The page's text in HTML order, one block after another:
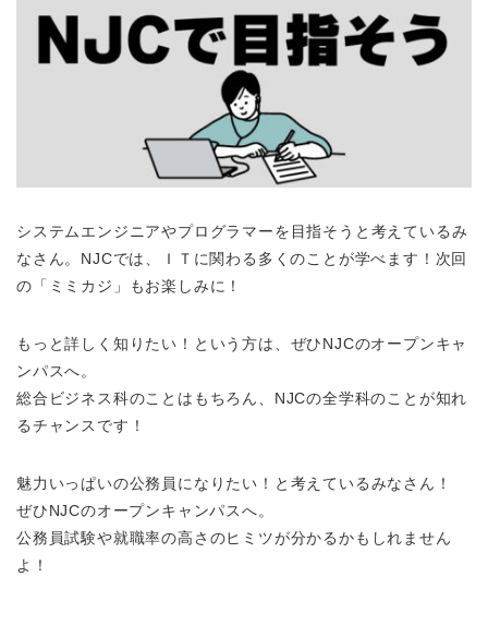
システムエンジニアやプログラマーを目指そうと考えているみ
なさん。NJCでは、ＩＴに関わる多くのことが学べます！次回
の「ミミカジ」もお楽しみに！
もっと詳しく知りたい！という方は、ぜひNJCのオープンキャ
ンパスへ。
総合ビジネス科のことはもちろん、NJCの全学科のことが知れ
るチャンスです！
魅力いっぱいの公務員になりたい！と考えているみなさん！
ぜひNJCのオープンキャンパスへ。
公務員試験や就職率の高さのヒミツが分かるかもしれません
よ！